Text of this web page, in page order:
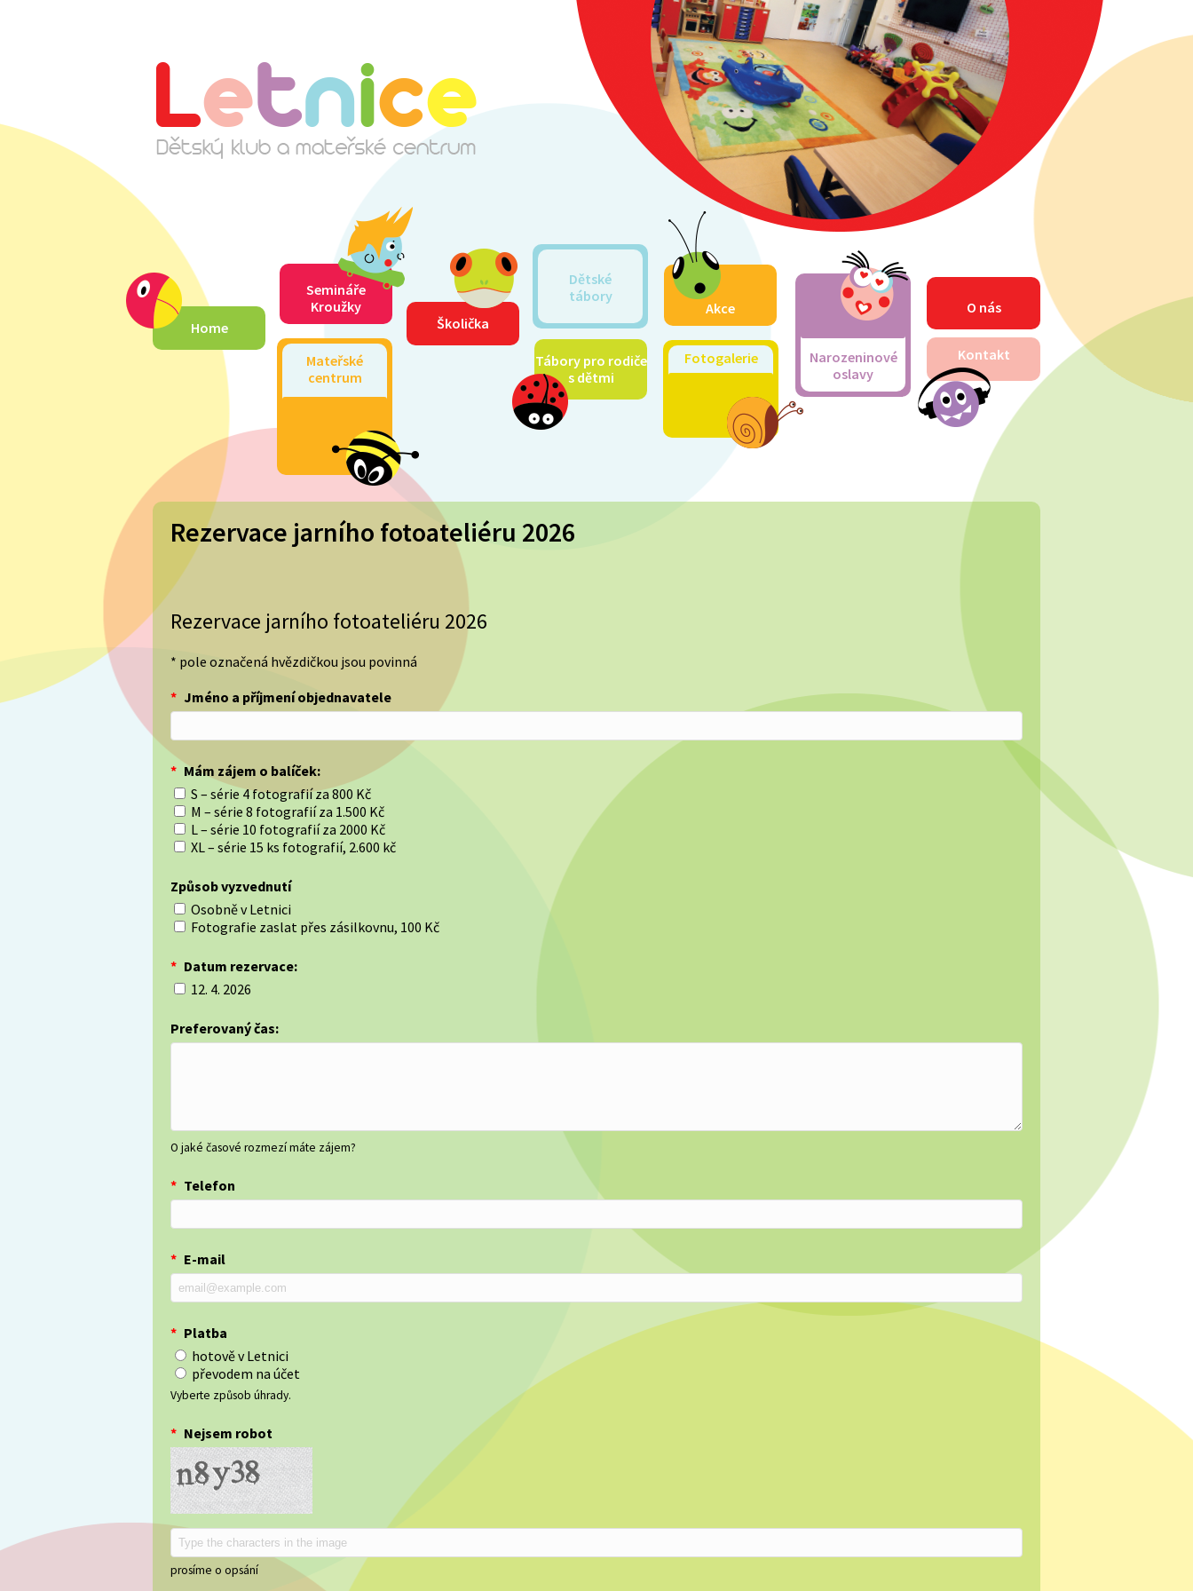
Home
Semináře
Kroužky
Mateřské
centrum
Školička
Dětské
tábory
Tábory pro rodiče
s dětmi
Akce
Fotogalerie
Narozeninové
oslavy
O nás
Kontakt
Rezervace jarního fotoateliéru 2026
Rezervace jarního fotoateliéru 2026
* pole označená hvězdičkou jsou povinná
* Jméno a příjmení objednavatele
* Mám zájem o balíček:
S – série 4 fotografií za 800 Kč
M – série 8 fotografií za 1.500 Kč
L – série 10 fotografií za 2000 Kč
XL – série 15 ks fotografií, 2.600 kč
Způsob vyzvednutí
Osobně v Letnici
Fotografie zaslat přes zásilkovnu, 100 Kč
* Datum rezervace:
12. 4. 2026
Preferovaný čas:
O jaké časové rozmezí máte zájem?
* Telefon
* E-mail
* Platba
hotově v Letnici
převodem na účet
Vyberte způsob úhrady.
* Nejsem robot
prosíme o opsání